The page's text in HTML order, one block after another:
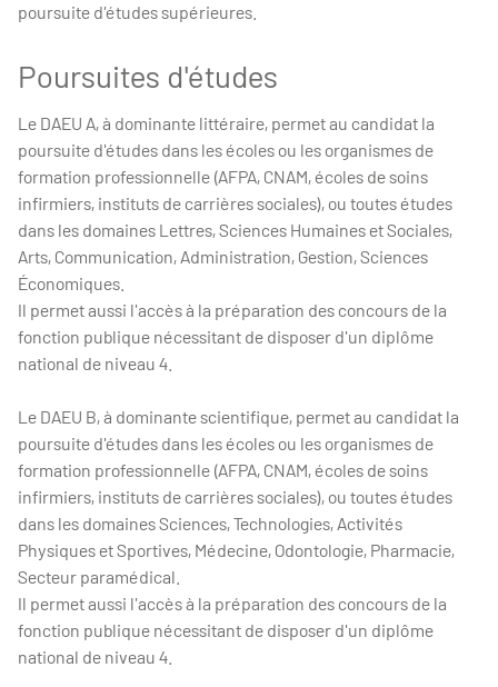
poursuite d'études supérieures.
Poursuites d'études
Le DAEU A, à dominante littéraire, permet au candidat la
poursuite d'études dans les écoles ou les organismes de
formation professionnelle (AFPA, CNAM, écoles de soins
infirmiers, instituts de carrières sociales), ou toutes études
dans les domaines Lettres, Sciences Humaines et Sociales,
Arts, Communication, Administration, Gestion, Sciences
Économiques.
Il permet aussi l'accès à la préparation des concours de la
fonction publique nécessitant de disposer d'un diplôme
national de niveau 4.
Le DAEU B, à dominante scientifique, permet au candidat la
poursuite d'études dans les écoles ou les organismes de
formation professionnelle (AFPA, CNAM, écoles de soins
infirmiers, instituts de carrières sociales), ou toutes études
dans les domaines Sciences, Technologies, Activités
Physiques et Sportives, Médecine, Odontologie, Pharmacie,
Secteur paramédical.
Il permet aussi l'accès à la préparation des concours de la
fonction publique nécessitant de disposer d'un diplôme
national de niveau 4.